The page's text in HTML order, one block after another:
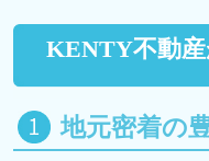
KENTY不動
地元密着の